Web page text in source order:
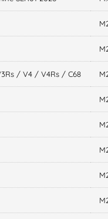
/ V4 / V4Rs / C68